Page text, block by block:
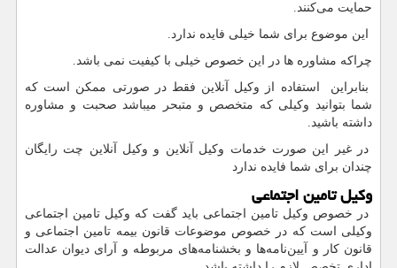
حمایت می‌کنند.
این موضوع برای شما خیلی فایده ندارد.
چراکه مشاوره ها در این خصوص خیلی با کیفیت نمی باشد.
بنابراین استفاده از وکیل آنلاین فقط در صورتی ممکن است که
شما بتوانید وکیلی که متخصص و متبحر میباشد صحبت و مشاوره
داشته باشید.
در غیر این صورت خدمات وکیل آنلاین و وکیل آنلاین چت رایگان
چندان برای شما فایده ندارد‌
وکیل تامین اجتماعی
در خصوص وکیل تامین اجتماعی باید گفت که وکیل تامین اجتماعی
وکیلی است که در خصوص موضوعات قانون بیمه تامین اجتماعی و
قانون کار و آیین‌نامه‌ها و بخشنامه‌های مربوطه و آرای دیوان عدالت